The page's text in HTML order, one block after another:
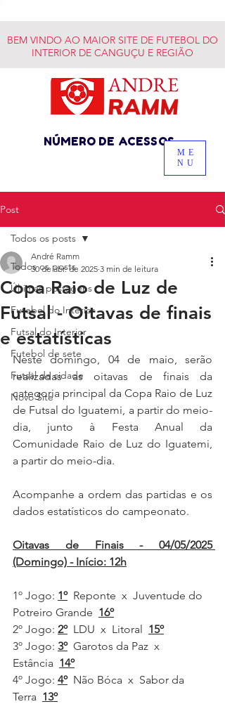
BEM VINDO AO MAIOR SITE DE FUTEBOL DO
INTERIOR DE CANGUÇU E REGIÃO
NÚMERO DE ACESSOS
ME
NU
Post
Todos os posts
Últimas postagens
Futebol do Interior
Futsal do Interior
Futebol de sete
Futsal da cidade
Novo Site
Todos os posts
Copa Raio de Luz de
Futsal - Oitavas de finais
e estatísticas
André Ramm
30 de abr. de 2025 3 min de leitura
Neste domingo, 04 de maio, serão
realizadas as oitavas de finais da
categoria principal da Copa Raio de Luz
de Futsal do Iguatemi, a partir do meio-
dia, junto à Festa Anual da
Comunidade Raio de Luz do Iguatemi,
a partir do meio-dia.
Acompanhe a ordem das partidas e os
dados estatísticos do campeonato.
Oitavas de Finais - 04/05/2025
(Domingo) - Início: 12h
1º Jogo: 1º Reponte x  Juventude do
Potreiro Grande 16º
2º Jogo: 2º LDU  x  Litoral 15º
3º Jogo: 3º Garotos da Paz x
Estância 14º
4º Jogo: 4º Não Bóca  x  Sabor da
Terra 13º